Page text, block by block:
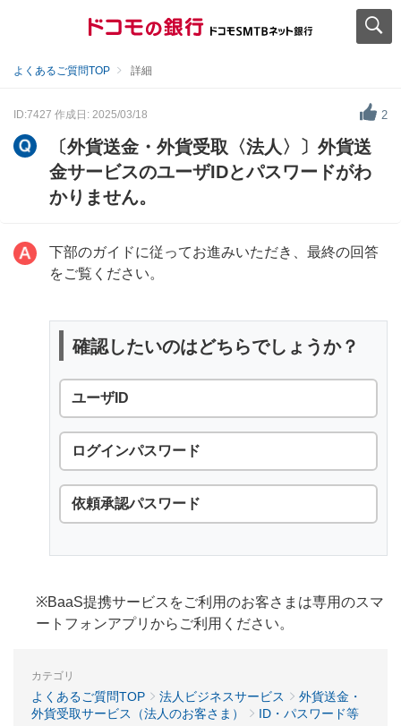
よくあるご質問TOP 詳細
ID:7427 作成日: 2025/03/18 2
〔外貨送金・外貨受取〈法人〉〕外貨送
金サービスのユーザIDとパスワードがわ
かりません。
下部のガイドに従ってお進みいただき、最終の回答
をご覧ください。
確認したいのはどちらでしょうか？
ユーザID
ログインパスワード
依頼承認パスワード
※BaaS提携サービスをご利用のお客さまは専用のスマ
ートフォンアプリからご利用ください。
カテゴリ
よくあるご質問TOP 法人ビジネスサービス
外貨送金・
外貨受取サービス（法人のお客さま）
ID・パスワード等